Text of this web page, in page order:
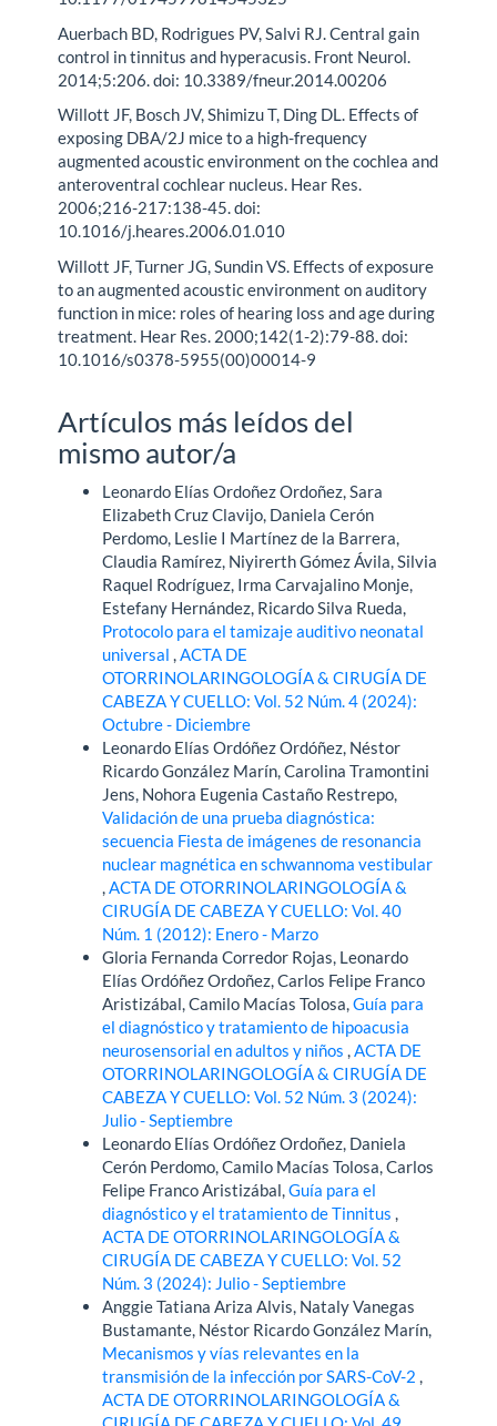
Auerbach BD, Rodrigues PV, Salvi RJ. Central gain
control in tinnitus and hyperacusis. Front Neurol.
2014;5:206. doi: 10.3389/fneur.2014.00206
Willott JF, Bosch JV, Shimizu T, Ding DL. Effects of
exposing DBA/2J mice to a high-frequency
augmented acoustic environment on the cochlea and
anteroventral cochlear nucleus. Hear Res.
2006;216-217:138-45. doi:
10.1016/j.heares.2006.01.010
Willott JF, Turner JG, Sundin VS. Effects of exposure
to an augmented acoustic environment on auditory
function in mice: roles of hearing loss and age during
treatment. Hear Res. 2000;142(1-2):79-88. doi:
10.1016/s0378-5955(00)00014-9
Artículos más leídos del
mismo autor/a
Leonardo Elías Ordoñez Ordoñez, Sara
Elizabeth Cruz Clavijo, Daniela Cerón
Perdomo, Leslie I Martínez de la Barrera,
Claudia Ramírez, Niyirerth Gómez Ávila, Silvia
Raquel Rodríguez, Irma Carvajalino Monje,
Estefany Hernández, Ricardo Silva Rueda,
Protocolo para el tamizaje auditivo neonatal
universal,ACTA DE
OTORRINOLARINGOLOGÍA & CIRUGÍA DE
CABEZA Y CUELLO: Vol. 52 Núm. 4 (2024):
Octubre - Diciembre
Leonardo Elías Ordóñez Ordóñez, Néstor
Ricardo González Marín, Carolina Tramontini
Jens, Nohora Eugenia Castaño Restrepo,
Validación de una prueba diagnóstica:
secuencia Fiesta de imágenes de resonancia
nuclear magnética en schwannoma vestibular
,ACTA DE OTORRINOLARINGOLOGÍA &
CIRUGÍA DE CABEZA Y CUELLO: Vol. 40
Núm. 1 (2012): Enero - Marzo
Gloria Fernanda Corredor Rojas, Leonardo
Elías Ordóñez Ordoñez, Carlos Felipe Franco
Aristizábal, Camilo Macías Tolosa,Guía para
el diagnóstico y tratamiento de hipoacusia
neurosensorial en adultos y niños,ACTA DE
OTORRINOLARINGOLOGÍA & CIRUGÍA DE
CABEZA Y CUELLO: Vol. 52 Núm. 3 (2024):
Julio - Septiembre
Leonardo Elías Ordóñez Ordoñez, Daniela
Cerón Perdomo, Camilo Macías Tolosa, Carlos
Felipe Franco Aristizábal,Guía para el
diagnóstico y el tratamiento de Tinnitus,
ACTA DE OTORRINOLARINGOLOGÍA &
CIRUGÍA DE CABEZA Y CUELLO: Vol. 52
Núm. 3 (2024): Julio - Septiembre
Anggie Tatiana Ariza Alvis, Nataly Vanegas
Bustamante, Néstor Ricardo González Marín,
Mecanismos y vías relevantes en la
transmisión de la infección por SARS-CoV-2,
ACTA DE OTORRINOLARINGOLOGÍA &